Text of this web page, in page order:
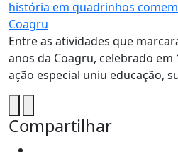
história em quadrinhos
Coagru
Entre as atividades que
anos da Coagru, celebrado
ação especial uniu educação,
Compartilhar